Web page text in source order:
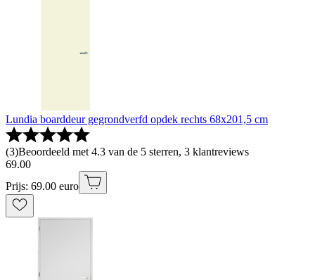
Lundia boarddeur gegrondverfd opdek rechts 68x201,5 cm
(3)Beoordeeld met 4.3 van de 5 sterren, 3 klantreviews
69.00
Prijs: 69.00 euro